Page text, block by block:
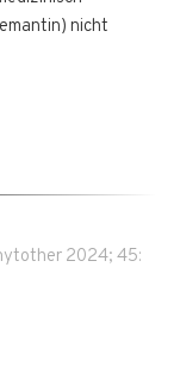
nicht
2024; 45: